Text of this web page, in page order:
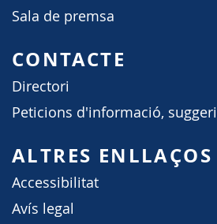
Sala de premsa
CONTACTE
Directori
Peticions d'informació,
ALTRES ENLLAÇOS
Accessibilitat
Avís legal